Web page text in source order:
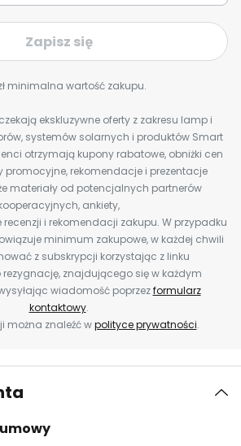
Zapisz się
minimalna wartość zakupu.
ekskluzywne oferty z zakresu lamp i
systemów solarnych i produktów Smart
otrzymają kupony rabatowe, obniżki cen
promocyjne, rekomendacje i prezentacje
materiały od potencjalnych partnerów
ankiety,
recenzji i rekomendacji zakupu. W przypadku
minimum zakupowe, w każdej chwili
z subskrypcji korzystając z linku
znajdującego się w każdym
wiadomość poprzezformularz
kontaktowy.
można znaleźć wpolityce prywatności.